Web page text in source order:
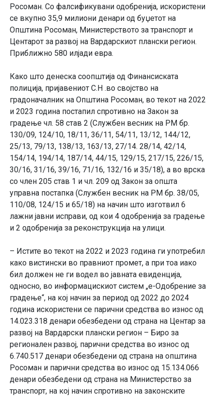
Росоман. Со фалсификувани одобренија, искористени
се вкупно 35,9 милиони денари од буџетот на
Општина Росоман, Министерството за транспорт и
Центарот за развој на Вардарскиот плански регион.
Приближно 580 илјади евра.
Како што денеска соопштија од Финансиската
полиција, пријавениот С.Н .во својство на
градоначалник на Општина Росоман, во текот на 2022
и 2023 година постапил спротивно на Закон за
градење чл. 58 став 2 (Службен весник на РМ бр.
130/09, 124/10, 18/11, 36/11, 54/11, 13/12, 144/12,
25/13, 79/13, 138/13, 163/13, 27/14. 28/14, 42/14,
154/14, 194/14, 187/14, 44/15, 129/15, 217/15, 226/15,
30/16, 31/16, 39/16, 71/16, 132/16 и 35/18), а во врска
со член 205 став 1 и чл. 209 од Закон за општа
управна постапка (Службен весник на РМ бр. 38/05,
110/08, 124/15 и 65/18) на начин што изготвил 6
лажни јавни исправи, од кои 4 одобренија за градење
и 2 одобренија за реконструкција на улици.
– Истите во текот на 2022 и 2023 година ги употребил
како вистински во правниот промет, а при тоа иако
бил должен не ги водел во јавната евиденција,
односно, во информацискиот систем „е-Одобрение за
градење“, на кој начин за период од 2022 до 2024
година искористени се парични средства во износ од
14.023.318 денари обезбедени од страна на Центар за
развој на Вардарски плански регион – Биро за
регионален развој, парични средства во износ од
6.740.517 денари обезбедени од страна на општина
Росоман и парични средства во износ од 15.134.066
денари обезбедени од страна на Министерство за
транспорт, на кој начин спротивно на законските